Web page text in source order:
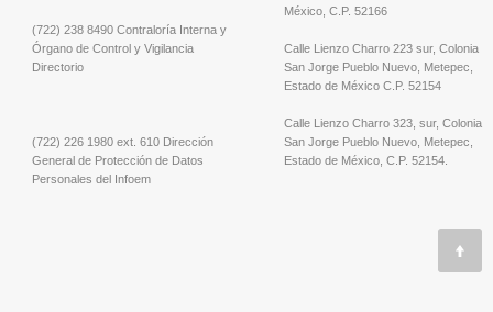
(722) 238 8490 Contraloría Interna y
Órgano de Control y Vigilancia
Directorio
(722) 226 1980 ext. 610 Dirección
General de Protección de Datos
Personales del Infoem
México, C.P. 52166
Calle Lienzo Charro 223 sur, Colonia
San Jorge Pueblo Nuevo, Metepec,
Estado de México C.P. 52154
Calle Lienzo Charro 323, sur, Colonia
San Jorge Pueblo Nuevo, Metepec,
Estado de México, C.P. 52154.